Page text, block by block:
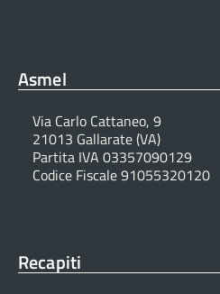
Asmel
Via Carlo Cattaneo, 9
21013 Gallarate (VA)
Partita IVA 03357090129
Codice Fiscale 91055320120
Recapiti